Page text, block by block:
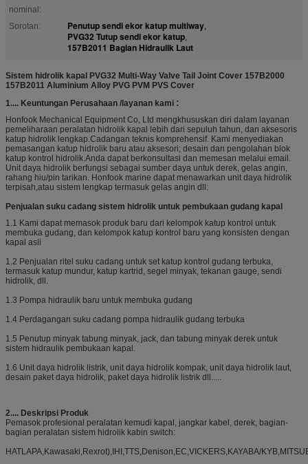
nominal:
Sorotan: Penutup sendi ekor katup multiway,
PVG32 Tutup sendi ekor katup,
157B2011 Bagian Hidraulik Laut
Sistem hidrolik kapal PVG32 Multi-Way Valve Tail Joint Cover 157B2000
157B2011 Aluminium Alloy PVG PVM PVS Cover
1.... Keuntungan Perusahaan /layanan kami :
Honfook Mechanical Equipment Co, Ltd mengkhususkan diri dalam layanan
pemeliharaan peralatan hidrolik kapal lebih dari sepuluh tahun, dan aksesoris
katup hidrolik lengkap.Cadangan teknis komprehensif. Kami menyediakan
pemasangan katup hidrolik baru atau aksesori; desain dan pengolahan blok
katup kontrol hidrolik.Anda dapat berkonsultasi dan memesan melalui email.
Unit daya hidrolik berfungsi sebagai sumber daya untuk derek, gelas angin,
rahang hiu/pin tarikan. Honfook marine dapat menawarkan unit daya hidrolik
terpisah,atau sistem lengkap termasuk gelas angin dll:
Penjualan suku cadang sistem hidrolik untuk pembukaan gudang kapal
1.1 Kami dapat memasok produk baru dari kelompok katup kontrol untuk
membuka gudang, dan kelompok katup kontrol baru yang konsisten dengan
kapal asli
1.2 Penjualan ritel suku cadang untuk set katup kontrol gudang terbuka,
termasuk katup mundur, katup kartrid, segel minyak, tekanan gauge, sendi
hidrolik, dll.
1.3 Pompa hidraulik baru untuk membuka gudang
1.4 Perdagangan suku cadang pompa hidraulik gudang terbuka
1.5 Penutup minyak tabung minyak, jack, dan tabung minyak derek untuk
sistem hidraulik pembukaan kapal.
1.6 Unit daya hidrolik listrik, unit daya hidrolik kompak, unit daya hidrolik laut,
desain paket daya hidrolik, paket daya hidrolik listrik dll.....
2.... Deskripsi Produk
Pemasok profesional peralatan kemudi kapal, jangkar kabel, derek, bagian-
bagian peralatan sistem hidrolik kabin switch:
HATLAPA,Kawasaki,Rexrot),IHI,TTS,Denison,EC,VICKERS,KAYABA/